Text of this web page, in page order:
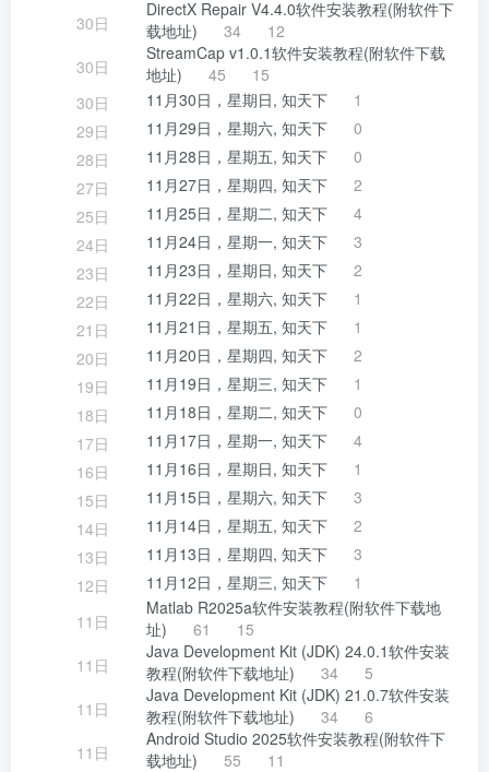
30日
DirectX Repair V4.4.0软件安装教程(附软件下
载地址)
34
12
30日
StreamCap v1.0.1软件安装教程(附软件下载
地址)
45
15
30日
11月30日，星期日, 知天下
1
29日
11月29日，星期六, 知天下
0
28日
11月28日，星期五, 知天下
0
27日
11月27日，星期四, 知天下
2
25日
11月25日，星期二, 知天下
4
24日
11月24日，星期一, 知天下
3
23日
11月23日，星期日, 知天下
2
22日
11月22日，星期六, 知天下
1
21日
11月21日，星期五, 知天下
1
20日
11月20日，星期四, 知天下
2
19日
11月19日，星期三, 知天下
1
18日
11月18日，星期二, 知天下
0
17日
11月17日，星期一, 知天下
4
16日
11月16日，星期日, 知天下
1
15日
11月15日，星期六, 知天下
3
14日
11月14日，星期五, 知天下
2
13日
11月13日，星期四, 知天下
3
12日
11月12日，星期三, 知天下
1
11日
Matlab R2025a软件安装教程(附软件下载地
址)
61
15
11日
Java Development Kit (JDK) 24.0.1软件安装
教程(附软件下载地址)
34
5
11日
Java Development Kit (JDK) 21.0.7软件安装
教程(附软件下载地址)
34
6
11日
Android Studio 2025软件安装教程(附软件下
载地址)
55
11